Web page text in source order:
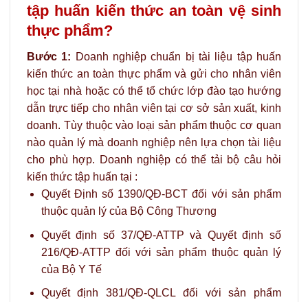
tập huấn kiến thức an toàn vệ sinh
thực phẩm?
Bước 1: Doanh nghiệp chuẩn bị tài liệu tập huấn
kiến thức an toàn thực phẩm và gửi cho nhân viên
học tại nhà hoặc có thể tổ chức lớp đào tạo hướng
dẫn trực tiếp cho nhân viên tại cơ sở sản xuất, kinh
doanh. Tùy thuộc vào loại sản phẩm thuộc cơ quan
nào quản lý mà doanh nghiệp nên lựa chọn tài liệu
cho phù hợp. Doanh nghiệp có thể tải bộ câu hỏi
kiến thức tập huấn tại :
Quyết Định số 1390/QĐ-BCT đối với sản phẩm
thuộc quản lý của Bộ Công Thương
Quyết định số 37/QĐ-ATTP và Quyết định số
216/QĐ-ATTP đối với sản phẩm thuộc quản lý
của Bộ Y Tế
Quyết định 381/QĐ-QLCL đối với sản phẩm